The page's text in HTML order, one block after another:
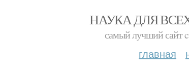
НАУКА ДЛЯ
самый лучший сайт
главная